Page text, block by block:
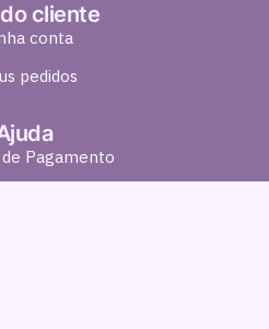
cliente
conta
pedidos
Pagamento